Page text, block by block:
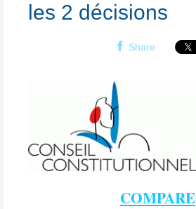
les 2 décisions
Share
COMPARE